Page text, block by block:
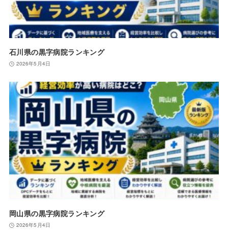
石川県の黒字病院ランキング
2026年5月4日
岡山県の黒字病院ランキング
2026年5月4日